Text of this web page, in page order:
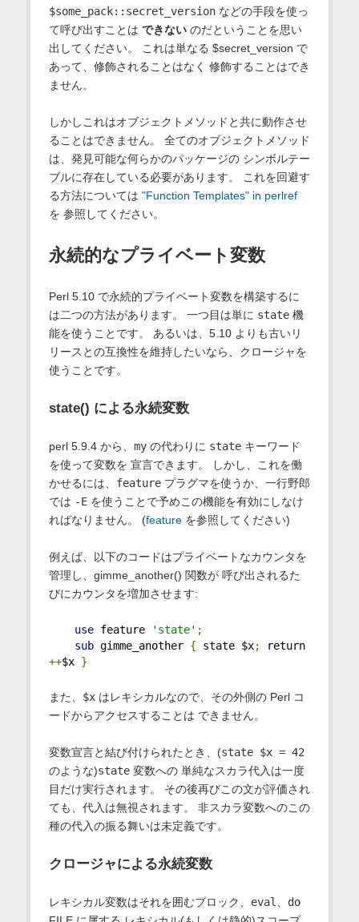
$some_pack::secret_versionなどの手段を使っ
て呼び出すことは できないのだということを思い
出してください。 これは単なる $secret_version で
あって、修飾されることはなく 修飾することはでき
ません。
しかしこれはオブジェクトメソッドと共に動作させ
ることはできません。 全てのオブジェクトメソッド
は、発見可能な何らかのパッケージの シンボルテー
ブルに存在している必要があります。 これを回避す
る方法については "Function Templates" in perlref
を 参照してください。
永続的なプライベート変数
Perl 5.10 で永続的プライベート変数を構築するに
は二つの方法があります。 一つ目は単に state機
能を使うことです。 あるいは、5.10 よりも古いリ
リースとの互換性を維持したいなら、クロージャを
使うことです。
state() による永続変数
perl 5.9.4 から、 myの代わりに stateキーワード
を使って変数を 宣言できます。 しかし、これを働
かせるには、 featureプラグマを使うか、一行野郎
では -Eを使うことで予めこの機能を有効にしなけ
ればなりません。 (featureを参照してください)
例えば、以下のコードはプライベートなカウンタを
管理し、gimme_another() 関数が 呼び出されるた
びにカウンタを増加させます:
use feature 'state' ;
sub gimme_another { state $x;
return
++$x }
また、 $xはレキシカルなので、その外側の Perl コ
ードからアクセスすることは できません。
変数宣言と結び付けられたとき、(state $x = 42
のような)state変数への 単純なスカラ代入は一度
目だけ実行されます。 その後再びこの文が評価され
ても、代入は無視されます。 非スカラ変数へのこの
種の代入の振る舞いは未定義です。
クロージャによる永続変数
レキシカル変数はそれを囲むブロック、 eval
do